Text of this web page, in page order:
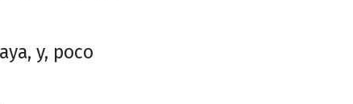
y, poco